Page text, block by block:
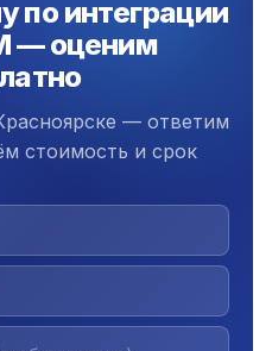
по интеграции
— оценим
— ответим
стоимость и срок